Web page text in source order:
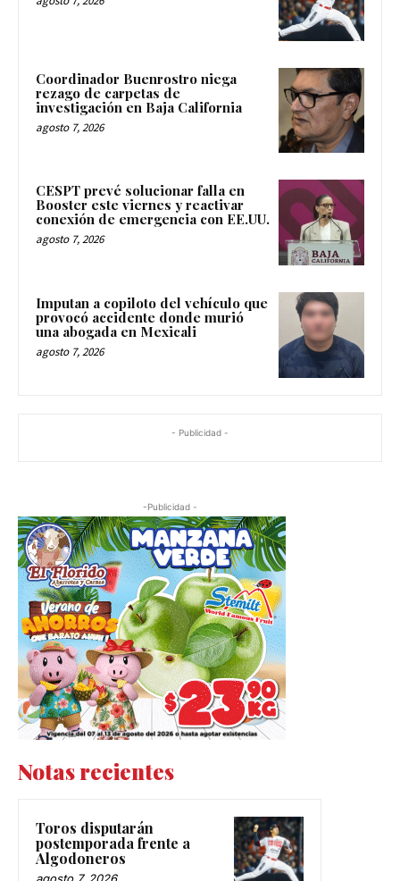
Coordinador Buenrostro niega
rezago de carpetas de
investigación en Baja California
agosto 7, 2026
CESPT prevé solucionar falla en
Booster este viernes y reactivar
conexión de emergencia con EE.UU.
agosto 7, 2026
Imputan a copiloto del vehículo que
provocó accidente donde murió
una abogada en Mexicali
agosto 7, 2026
- Publicidad -
-Publicidad -
Notas recientes
Toros disputarán
postemporada frente a
Algodoneros
agosto 7, 2026